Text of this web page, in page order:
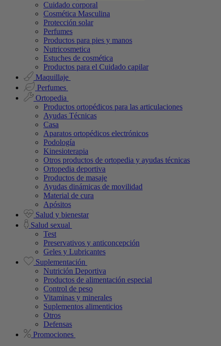
Cuidado corporal
Cosmética Masculina
Protección solar
Perfumes
Productos para pies y manos
Nutricosmetica
Estuches de cosmética
Productos para el Cuidado capilar
Maquillaje
Perfumes
Ortopedia
Productos ortopédicos para las articulaciones
Ayudas Técnicas
Casa
Aparatos ortopédicos electrónicos
Podología
Kinesioterapia
Otros productos de ortopedia y ayudas técnicas
Ortopedia deportiva
Productos de masaje
Ayudas dinámicas de movilidad
Material de cura
Apósitos
Salud y bienestar
Salud sexual
Test
Preservativos y anticoncepción
Geles y Lubricantes
Suplementación
Nutrición Deportiva
Productos de alimentación especial
Control de peso
Vitaminas y minerales
Suplementos alimenticios
Otros
Defensas
Promociones